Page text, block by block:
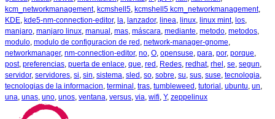
kcm_networkmanagement, kcmshell5 kcmshell5 kcm_networkmanagement,
KDE kde5-nm-connection-editor, la lanzador, linea linux linux mint, los
manjaro manjaro linux manual mas máscara mediante metodo metodos
modulo modulo de configuracion de red network-manager-gnome
networkmanager, nm-connection-editor, no O opensuse para por, porque
post, preferencias puerta de enlace que red Redes redhat, rhel se segun
servidor, servidores si sin sistema sled so sobre su sus suse tecnologia
tecnologias de la informacion terminal tras tumbleweed tutorial ubuntu un
una unas uno unos ventana versus via wifi Y, zeppelinux